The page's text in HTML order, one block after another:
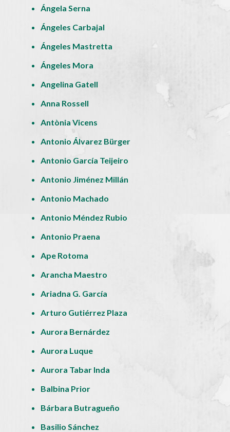
Ángela Serna
Ángeles Carbajal
Ángeles Mastretta
Ángeles Mora
Angelina Gatell
Anna Rossell
Antònia Vicens
Antonio Álvarez Bürger
Antonio García Teijeiro
Antonio Jiménez Millán
Antonio Machado
Antonio Méndez Rubio
Antonio Praena
Ape Rotoma
Arancha Maestro
Ariadna G. García
Arturo Gutiérrez Plaza
Aurora Bernárdez
Aurora Luque
Aurora Tabar Inda
Balbina Prior
Bárbara Butragueño
Basilio Sánchez